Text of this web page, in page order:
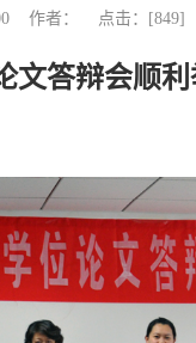
作者： 点击：[849]
文答辩会顺